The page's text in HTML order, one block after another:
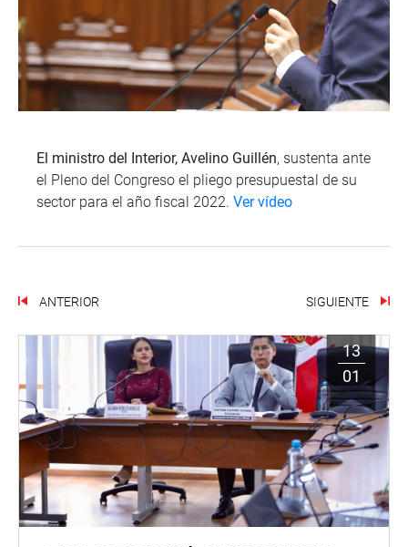
El ministro del Interior, Avelino Guillén, sustenta ante
el Pleno del Congreso el pliego presupuestal de su
sector para el año fiscal 2022. Ver vídeo
ANTERIOR SIGUIENTE
13
01